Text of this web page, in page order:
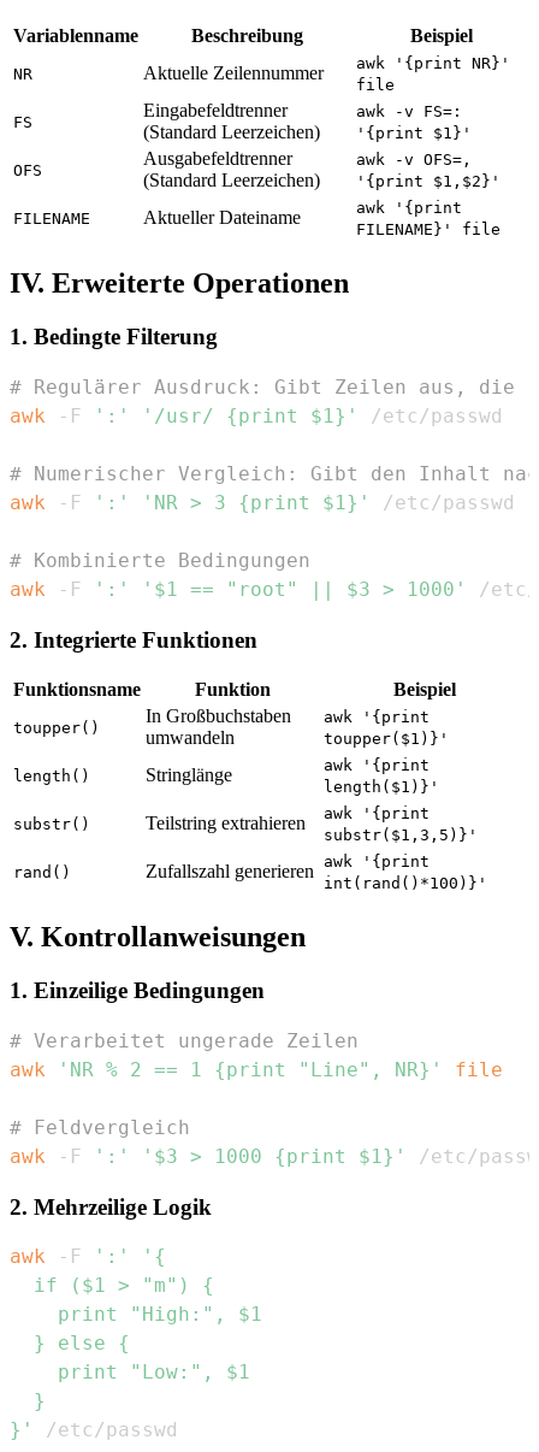
Variablenname Beschreibung Beispiel
NR Aktuelle Zeilennummer
awk '{print NR}'
file
FS
Eingabefeldtrenner
(Standard Leerzeichen)
awk -v FS=:
'{print $1}'
OFS
Ausgabefeldtrenner
(Standard Leerzeichen)
awk -v OFS=,
'{print $1,$2}'
FILENAME Aktueller Dateiname
awk '{print
FILENAME}' file
IV. Erweiterte Operationen
1. Bedingte Filterung
# Regulärer Ausdruck: Gibt Zeilen aus, die
awk -F ':' '/usr/ {print $1}'
# Numerischer Vergleich: Gibt den Inhalt
awk -F ':' 'NR > 3 {print $1}'
# Kombinierte Bedingungen
awk -F ':' '$1 == "root" || $3 > 1000' /etc/
2. Integrierte Funktionen
Funktionsname Funktion Beispiel
toupper()
In Großbuchstaben
umwandeln
awk '{print
toupper($1)}'
length() Stringlänge
awk '{print
length($1)}'
substr() Teilstring extrahieren
awk '{print
substr($1,3,5)}'
rand() Zufallszahl generieren
awk '{print
int(rand()*100)}'
V. Kontrollanweisungen
1. Einzeilige Bedingungen
# Verarbeitet ungerade Zeilen
awk
'NR % 2 == 1 {print "Line", NR}' file
# Feldvergleich
awk -F ':' '$3 > 1000 {print $1}' /etc/
2. Mehrzeilige Logik
awk -F ':'
}'
/etc/passwd